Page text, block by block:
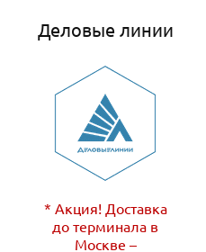
Деловые линии
* Акция! Доставка
до терминала в
Москве –